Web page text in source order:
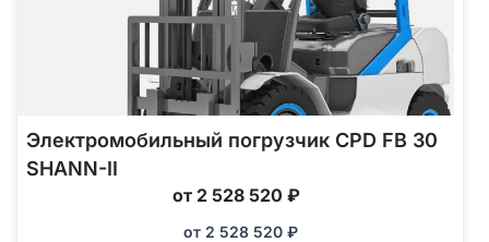
Электромобильный погрузчик CPD FB 30
SHANN-II
от 2 528 520 ₽
от 2 528 520 ₽